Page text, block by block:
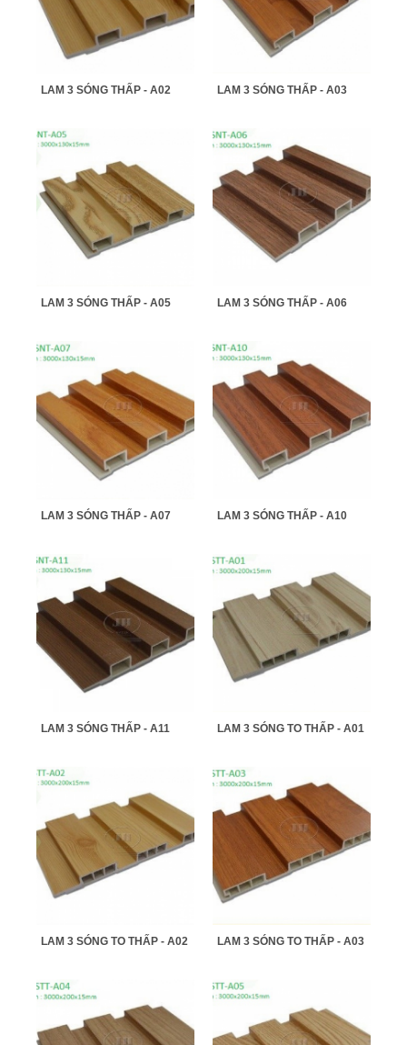
LAM 3 SÓNG THẤP - A02 LAM 3 SÓNG THẤP - A03
LAM 3 SÓNG THẤP - A05 LAM 3 SÓNG THẤP - A06
LAM 3 SÓNG THẤP - A07 LAM 3 SÓNG THẤP - A10
LAM 3 SÓNG THẤP - A11 LAM 3 SÓNG TO THẤP - A01
LAM 3 SÓNG TO THẤP - A02 LAM 3 SÓNG TO THẤP - A03